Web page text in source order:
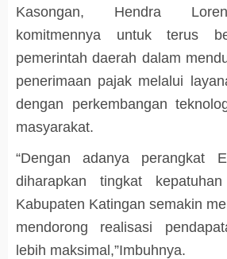
Kasongan, Hendra
komitmennya untuk terus
pemerintah daerah dalam
penerimaan pajak melalui
dengan perkembangan
masyarakat.
“Dengan adanya perangkat
diharapkan tingkat
Kabupaten Katingan semakin
mendorong realisasi
lebih maksimal,”Imbuhnya.